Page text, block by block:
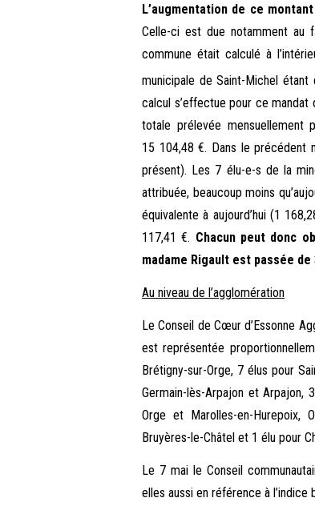
L’augmentation de ce
Celle-ci est due notamment au
commune était calculé à
municipale de Saint-Michel
calcul s’effectue pour ce
totale prélevée
15 104,48 €. Dans le précédent
présent). Les 7 élu-e-s de la
attribuée, beaucoup moins
équivalente à aujourd’hui (1
117,41 €. Chacun peut donc
madame Rigault est passée de
Au niveau de l’agglomération
Le Conseil de Cœur d’Essonne
est représentée
Brétigny-sur-Orge, 7 élus pour
Germain-lès-Arpajon et Arpajon,
Orge et Marolles-en-Hurepoix,
Bruyères-le-Châtel et 1 élu pour
Le 7 mai le Conseil
elles aussi en référence à